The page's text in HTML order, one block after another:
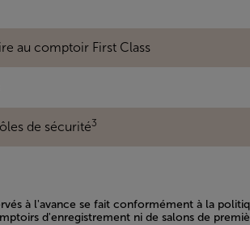
au comptoir First Class
de sécurité3
à l'avance se fait conformément à la
d'enregistrement ni de salons de